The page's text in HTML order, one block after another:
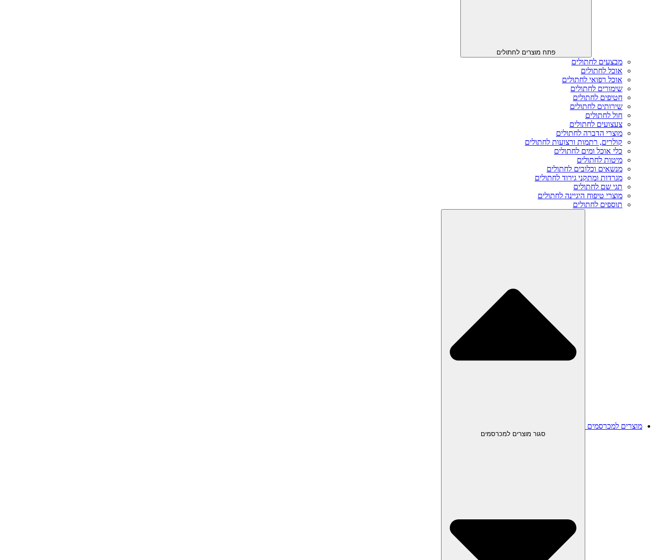
פתח מוצרים לחתולים
מבצעים לחתולים
אוכל לחתולים
אוכל רפואי לחתולים
שימורים לחתולים
חטיפים לחתולים
שירותים לחתולים
חול לחתולים
צעצועים לחתולים
מוצרי הדברה לחתולים
קולרים, רתמות ורצועות לחתולים
כלי אוכל ומים לחתולים
מיטות לחתולים
מנשאים וכלובים לחתולים
מגרדות ומתקני גירוד לחתולים
תגי שם לחתולים
מוצרי טיפוח היגיינה לחתולים
תוספים לחתולים
מוצרים למכרסמים
סגור מוצרים למכרסמים